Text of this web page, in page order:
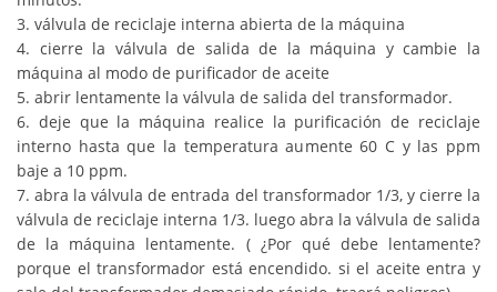
3. válvula de reciclaje interna abierta de la máquina
4. cierre la válvula de salida de la máquina y cambie la
máquina al modo de purificador de aceite
5. abrir lentamente la válvula de salida del transformador.
6. deje que la máquina realice la purificación de reciclaje
interno hasta que la temperatura aumente 60 C y las ppm
baje a 10 ppm.
7. abra la válvula de entrada del transformador 1/3, y cierre la
válvula de reciclaje interna 1/3. luego abra la válvula de salida
de la máquina lentamente. (¿Por qué debe lentamente?
porque el transformador está encendido. si el aceite entra y